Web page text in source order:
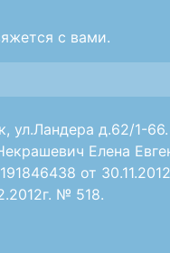
с вами.
ул.Ландера д.62/1-66.
Елена
от
№ 518.